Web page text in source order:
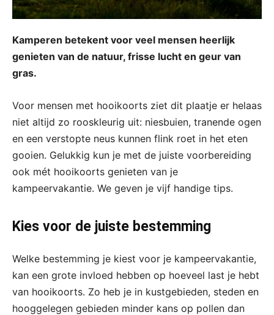
Kamperen betekent voor veel mensen heerlijk
genieten van de natuur, frisse lucht en geur van
gras.
Voor mensen met hooikoorts ziet dit plaatje er helaas
niet altijd zo rooskleurig uit: niesbuien, tranende ogen
en een verstopte neus kunnen flink roet in het eten
gooien. Gelukkig kun je met de juiste voorbereiding
ook mét hooikoorts genieten van je
kampeervakantie. We geven je vijf handige tips.
Kies voor de juiste bestemming
Welke bestemming je kiest voor je kampeervakantie,
kan een grote invloed hebben op hoeveel last je hebt
van hooikoorts. Zo heb je in kustgebieden, steden en
hooggelegen gebieden minder kans op pollen dan